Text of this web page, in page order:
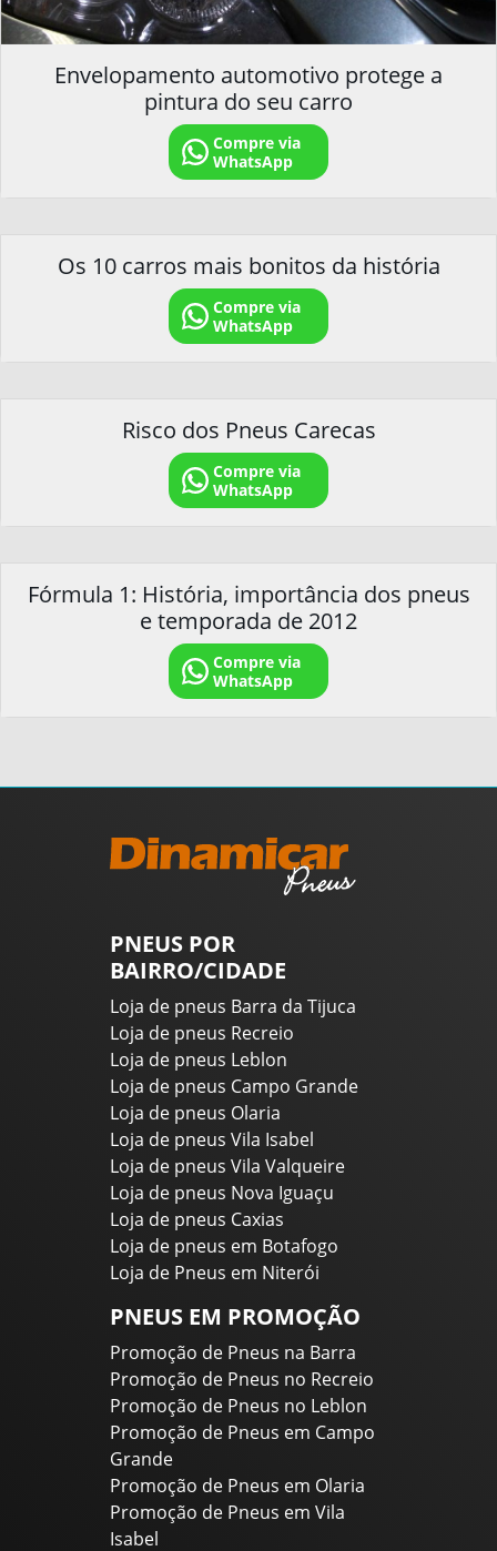
Envelopamento automotivo protege a
pintura do seu carro
Compre via
WhatsApp
Os 10 carros mais bonitos da história
Compre via
WhatsApp
Risco dos Pneus Carecas
Compre via
WhatsApp
Fórmula 1: História, importância dos pneus
e temporada de 2012
Compre via
WhatsApp
PNEUS POR
BAIRRO/CIDADE
Loja de pneus Barra da Tijuca
Loja de pneus Recreio
Loja de pneus Leblon
Loja de pneus Campo Grande
Loja de pneus Olaria
Loja de pneus Vila Isabel
Loja de pneus Vila Valqueire
Loja de pneus Nova Iguaçu
Loja de pneus Caxias
Loja de pneus em Botafogo
Loja de Pneus em Niterói
PNEUS EM PROMOÇÃO
Promoção de Pneus na Barra
Promoção de Pneus no Recreio
Promoção de Pneus no Leblon
Promoção de Pneus em Campo
Grande
Promoção de Pneus em Olaria
Promoção de Pneus em Vila
Isabel